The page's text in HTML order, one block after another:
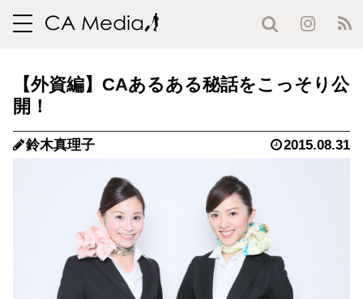
toggle
【外資編】CAあるある秘話をこっそり公
開！
鈴木真理子 2015.08.31